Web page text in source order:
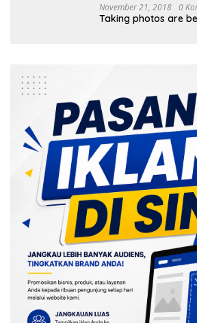
November 21, 2018 0
Taking photos are